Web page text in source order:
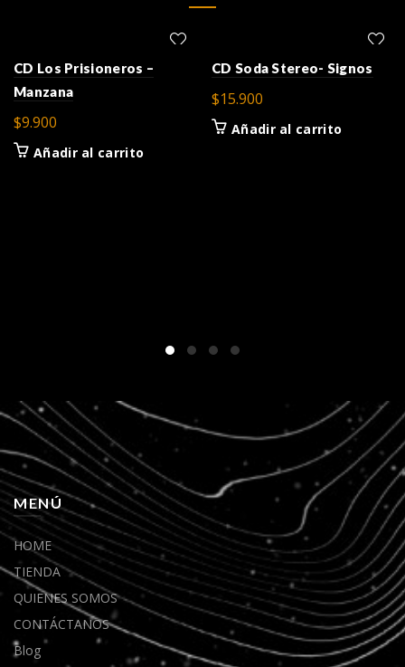
CD Los Prisioneros –
Manzana
$9.900
Añadir al carrito
CD Soda Stereo- Signos
$15.900
Añadir al carrito
MENÚ
HOME
TIENDA
QUIENES SOMOS
CONTÁCTANOS
Blog